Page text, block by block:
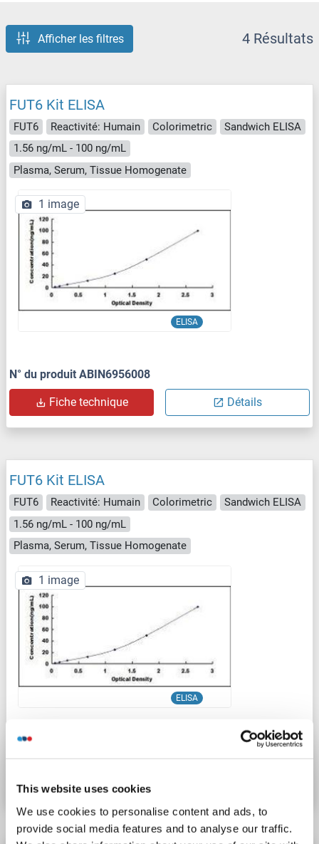
This website uses cookies
We use cookies to personalise content and ads, to
provide social media features and to analyse our traffic.
Afficher les filtres 4 Résultats
FUT6 Kit ELISA
FUT6 Reactivité: Humain Colorimetric
Sandwich ELISA
1.56 ng/mL - 100 ng/mL
Plasma, Serum, Tissue Homogenate
ELISA
1 image
N° du produit ABIN6956008
Fiche technique Détails
FUT6 Kit ELISA
FUT6 Reactivité: Humain Colorimetric
Sandwich ELISA
1.56 ng/mL - 100 ng/mL
Plasma, Serum, Tissue Homogenate
ELISA
1 image